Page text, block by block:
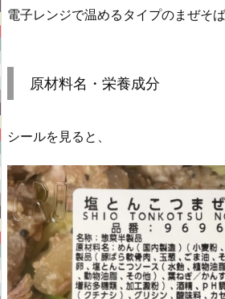
電子レンジで温めるタイプのまぜそば
原材料名・栄養成分
シールを見ると、